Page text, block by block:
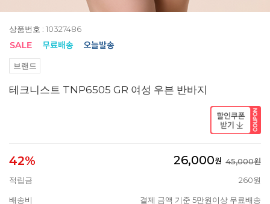
상품번호 : 10327486
브랜드
테크니스트 TNP6505 GR 여성 우븐 반바지
42% 26,000원 45,000원
적립금
260원
배송비 결제 금액 기준 5만원이상 무료배송